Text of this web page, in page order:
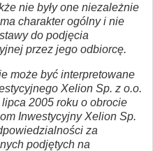
nie były one niezależnie
charakter ogólny i nie
do podjęcia
przez jego odbiorcę.
może być interpretowane
Xelion Sp. z o.o.
2005 roku o obrocie
Inwestycyjny Xelion Sp.
za
podjętych na